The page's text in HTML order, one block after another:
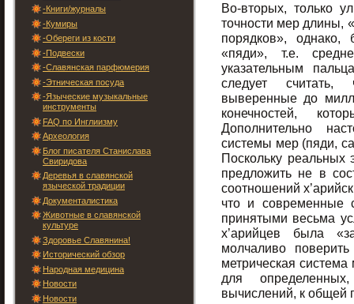
-Книги/журналы
-Кумиры
-Обереги из кости
-Подвески
-Славянская парфюмерия
-Этническая посуда
-Языческие музыкальные
инструменты
FAQ по Инглиизму
Археология
Блог писателя Станислава
Свиридова
Деревья в славянской
языческой традиции
Документалистика
Животные в славянской
культуре
Здоровье Славянина!
Исторический обзор
Народная медицина
Новости
Новости
Во-вторых, только
точности мер длины,
порядков», однако,
«пяди», т.е.
указательным
следует считать,
выверенные до
конечностей,
Дополнительно
системы мер (пяди,
Поскольку реальных
предложить не в
соотношений
что и современные
принятыми весьма
х’арийцев была
молчаливо
метрическая
для
вычислений, к общей